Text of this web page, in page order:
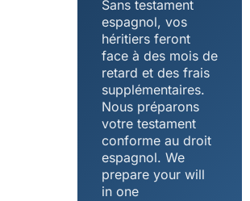
Sans testament
espagnol, vos
héritiers feront
face à des mois de
retard et des frais
supplémentaires.
Nous préparons
votre testament
conforme au droit
espagnol. We
prepare your will
in one